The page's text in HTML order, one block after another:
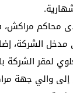
مراكش،
الشركة،
لمقر الشركة
والي جهة